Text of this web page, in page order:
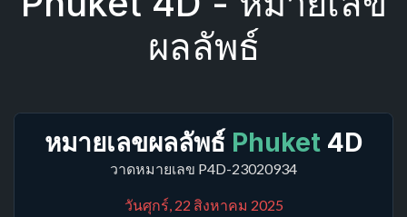
ผลลัพธ์
หมายเลขผลลัพธ์ Phuket 4D
วาดหมายเลข P4D-23020934
วันศุกร์, 22 สิงหาคม 2025